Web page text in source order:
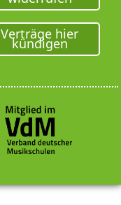
Verträge hier
kündigen